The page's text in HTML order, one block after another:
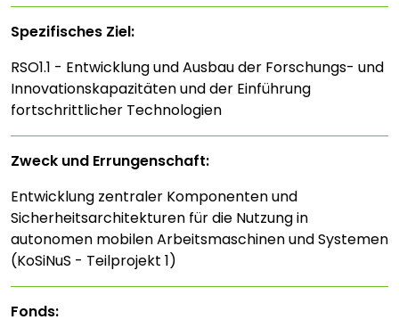
Spezifisches Ziel:
RSO1.1 - Entwicklung und Ausbau der Forschungs- und
Innovationskapazitäten und der Einführung
fortschrittlicher Technologien
Zweck und Errungenschaft:
Entwicklung zentraler Komponenten und
Sicherheitsarchitekturen für die Nutzung in
autonomen mobilen Arbeitsmaschinen und Systemen
(KoSiNuS - Teilprojekt 1)
Fonds: